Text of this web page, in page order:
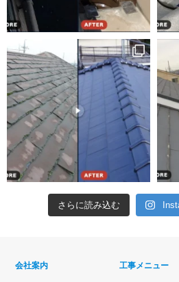
さらに読み込む
会社案内 工事メニュー